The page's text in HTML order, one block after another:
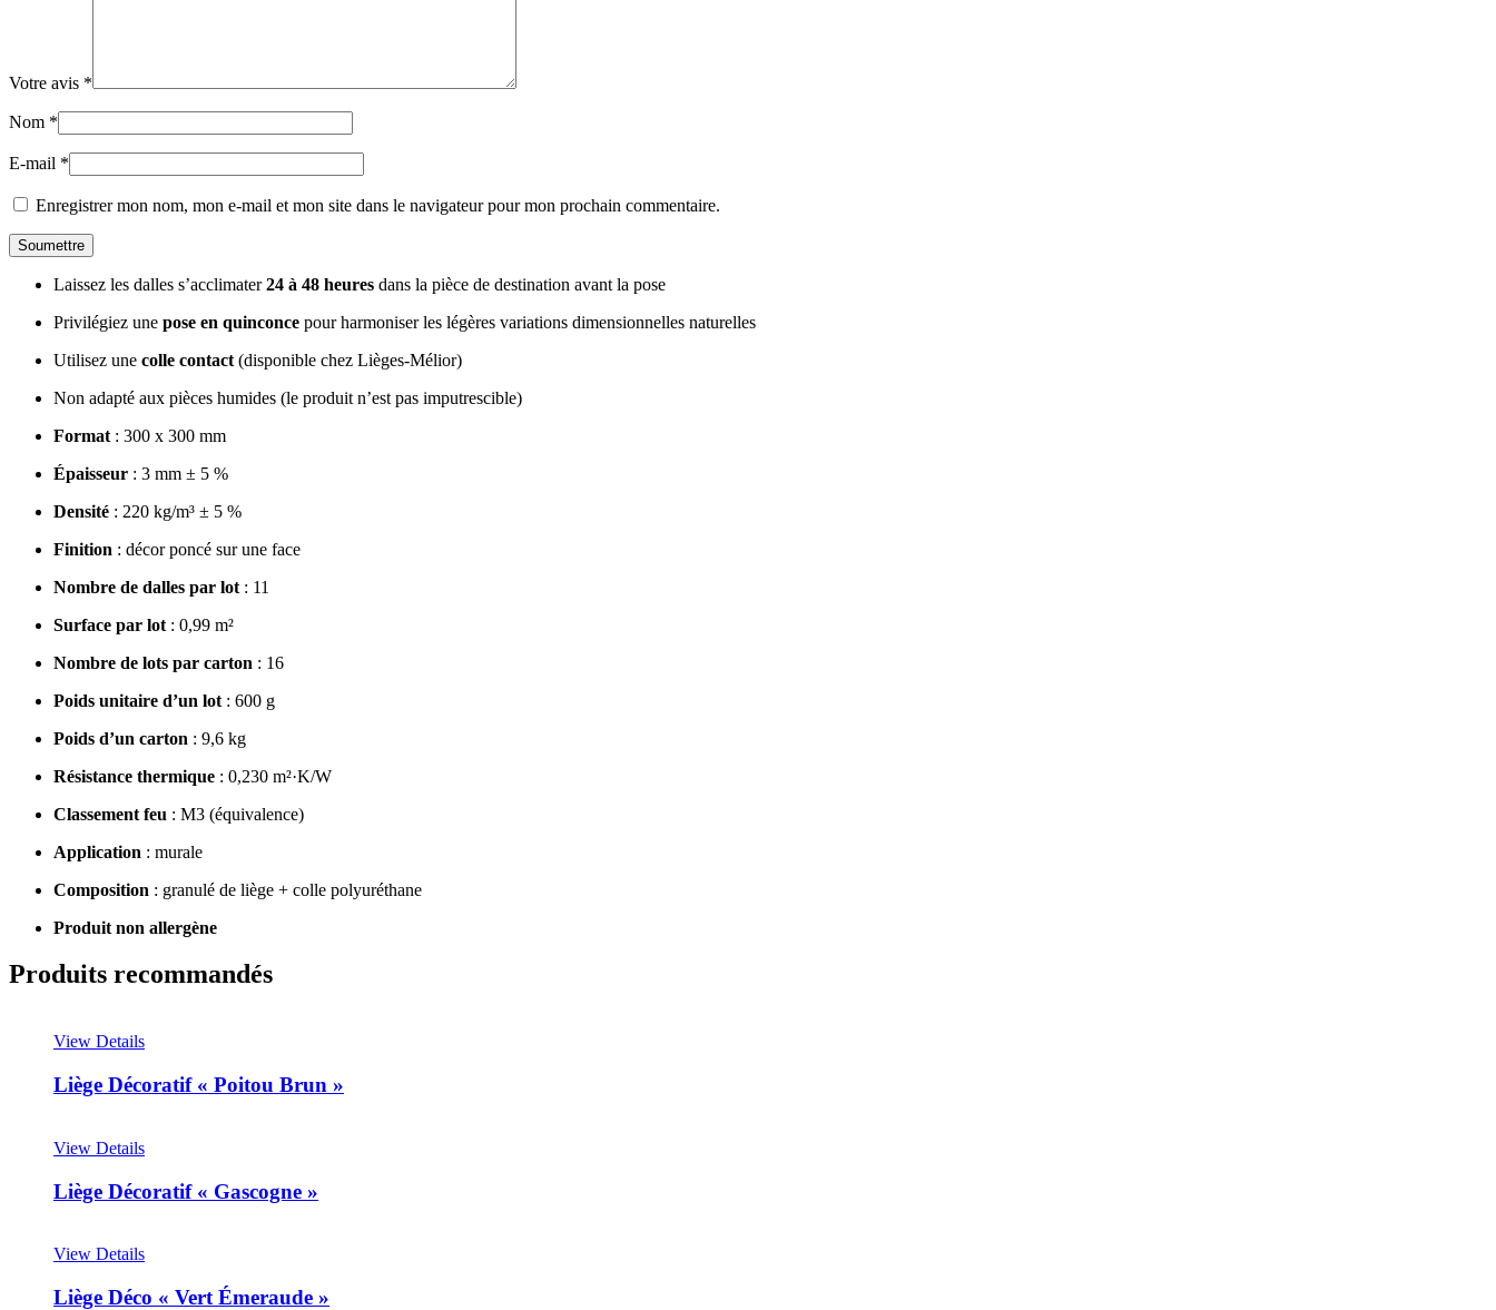
Votre avis *
Nom *
E-mail *
Enregistrer mon nom, mon e-mail et mon site dans le navigateur pour mon prochain commentaire.
Laissez les dalles s’acclimater24 à 48 heures dans la pièce de destination avant la pose
Privilégiez une pose en quinconce pour harmoniser les légères variations dimensionnelles naturelles
Utilisez une colle contact (disponible chez Lièges-Mélior)
Non adapté aux pièces humides (le produit n’est pas imputrescible)
Format : 300 x 300 mm
Épaisseur : 3 mm ± 5 %
Densité : 220 kg/m³ ± 5 %
Finition : décor poncé sur une face
Nombre de dalles par lot : 11
Surface par lot : 0,99 m²
Nombre de lots par carton : 16
Poids unitaire d’un lot : 600 g
Poids d’un carton : 9,6 kg
Résistance thermique : 0,230 m²·K/W
Classement feu : M3 (équivalence)
Application : murale
Composition : granulé de liège + colle polyuréthane
Produit non allergène
Produits recommandés
View Details
Liège Décoratif « Poitou Brun »
View Details
Liège Décoratif « Gascogne »
View Details
Liège Déco « Vert Émeraude »